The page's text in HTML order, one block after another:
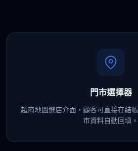
門市選擇器
超商地圖選店介面，顧客可直接在結
市資料自動回填。